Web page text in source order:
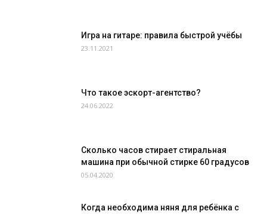
Игра на гитаре: правила быстрой учёбы
23.11.2021
Что такое эскорт-агентство?
24.06.2022
Сколько часов стирает стиральная
машина при обычной стирке 60 градусов
05.04.2020
Когда необходима няня для ребёнка с